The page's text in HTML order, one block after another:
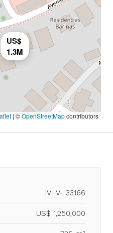
US$
1.3M
| ©OpenStreetMapcontributors
IV-IV- 33166
US$ 1,250,000